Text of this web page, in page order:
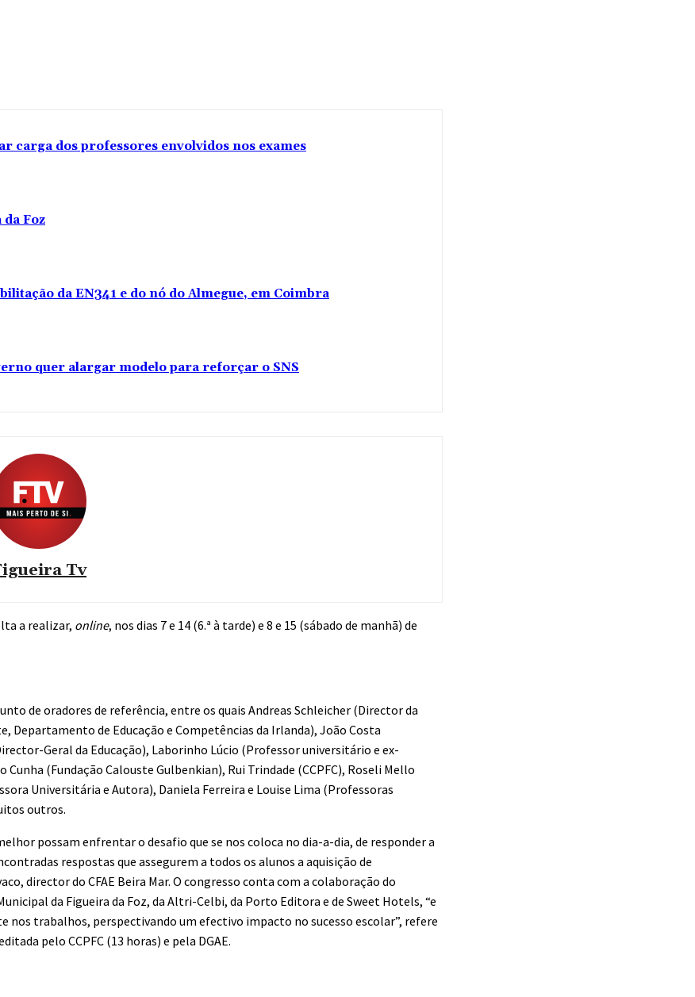
carga dos professores envolvidos nos exames
Foz
da EN341 e do nó do Almegue, em Coimbra
quer alargar modelo para reforçar o SNS
Tv
a realizar, online, nos dias 7 e 14 (6.ª à tarde) e 8 e 15 (sábado de manhã) de
de oradores de referência, entre os quais Andreas Schleicher (Director da
Departamento de Educação e Competências da Irlanda), João Costa
Geral da Educação), Laborinho Lúcio (Professor universitário e ex-
(Fundação Calouste Gulbenkian), Rui Trindade (CCPFC), Roseli Mello
Universitária e Autora), Daniela Ferreira e Louise Lima (Professoras
outros.
possam enfrentar o desafio que se nos coloca no dia-a-dia, de responder a
respostas que assegurem a todos os alunos a aquisição de
director do CFAE Beira Mar. O congresso conta com a colaboração do
da Figueira da Foz, da Altri-Celbi, da Porto Editora e de Sweet Hotels, “e
nos trabalhos, perspectivando um efectivo impacto no sucesso escolar”, refere
pelo CCPFC (13 horas) e pela DGAE.